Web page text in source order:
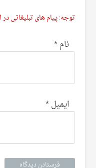
توجه: پیام های تبلیغاتی
نام*
ایمیل*